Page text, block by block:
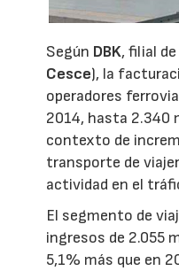
Según DBK, filial
Cesce), la
operadores
2014, hasta 2.340
contexto de
transporte de
actividad en el
El segmento de
ingresos de 2.055
5,1% más que en